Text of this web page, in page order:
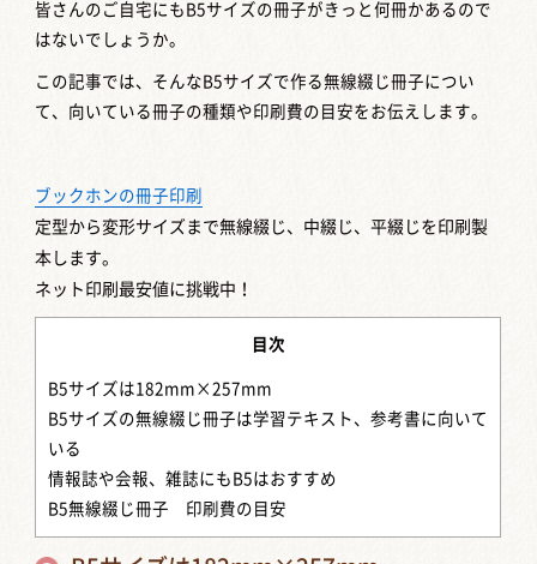
皆さんのご自宅にもB5サイズの冊子がきっと何冊かあるので
はないでしょうか。
この記事では、そんなB5サイズで作る無線綴じ冊子につい
て、向いている冊子の種類や印刷費の目安をお伝えします。
ブックホンの冊子印刷
定型から変形サイズまで無線綴じ、中綴じ、平綴じを印刷製
本します。
ネット印刷最安値に挑戦中！
目次
B5サイズは182mm×257mm
B5サイズの無線綴じ冊子は学習テキスト、参考書に向いて
いる
情報誌や会報、雑誌にもB5はおすすめ
B5無線綴じ冊子 印刷費の目安